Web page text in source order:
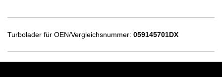
Turbolader für OEN/Vergleichsnummer: 059145701DX